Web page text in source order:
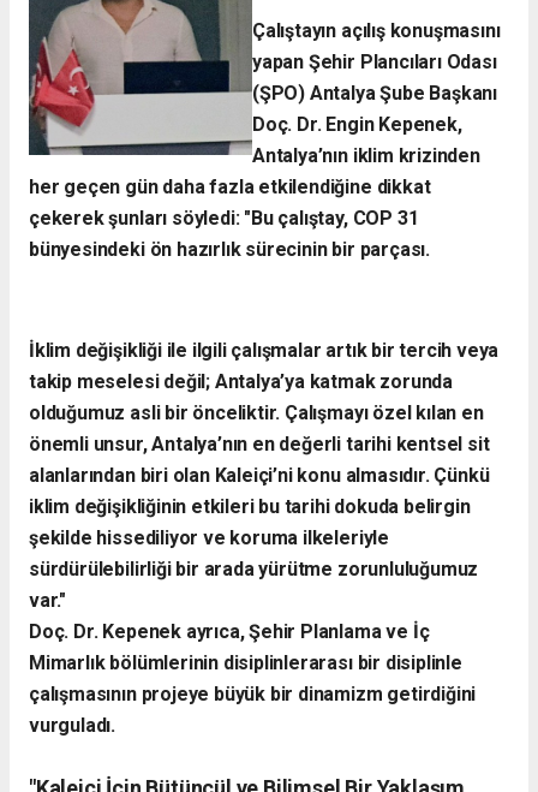
Çalıştayın açılış konuşmasını
yapan Şehir Plancıları Odası
(ŞPO) Antalya Şube Başkanı
Doç. Dr. Engin Kepenek,
Antalya’nın iklim krizinden
her geçen gün daha fazla etkilendiğine dikkat
çekerek şunları söyledi: ​"Bu çalıştay, COP 31
bünyesindeki ön hazırlık sürecinin bir parçası.
İklim değişikliği ile ilgili çalışmalar artık bir tercih veya
takip meselesi değil; Antalya’ya katmak zorunda
olduğumuz asli bir önceliktir. Çalışmayı özel kılan en
önemli unsur, Antalya’nın en değerli tarihi kentsel sit
alanlarından biri olan Kaleiçi’ni konu almasıdır. Çünkü
iklim değişikliğinin etkileri bu tarihi dokuda belirgin
şekilde hissediliyor ve koruma ilkeleriyle
sürdürülebilirliği bir arada yürütme zorunluluğumuz
var."
​Doç. Dr. Kepenek ayrıca, Şehir Planlama ve İç
Mimarlık bölümlerinin disiplinlerarası bir disiplinle
çalışmasının projeye büyük bir dinamizm getirdiğini
vurguladı.